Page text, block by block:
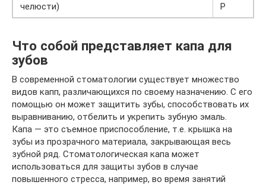
челюсти)
Р
Что собой представляет капа для
зубов
В современной стоматологии существует множество
видов капп, различающихся по своему назначению. С его
помощью он может защитить зубы, способствовать их
выравниванию, отбелить и укрепить зубную эмаль.
Капа — это съемное приспособление, т.е. крышка на
зубы из прозрачного материала, закрывающая весь
зубной ряд. Стоматологическая капа может
использоваться для защиты зубов в случае
повышенного стресса, например, во время занятий